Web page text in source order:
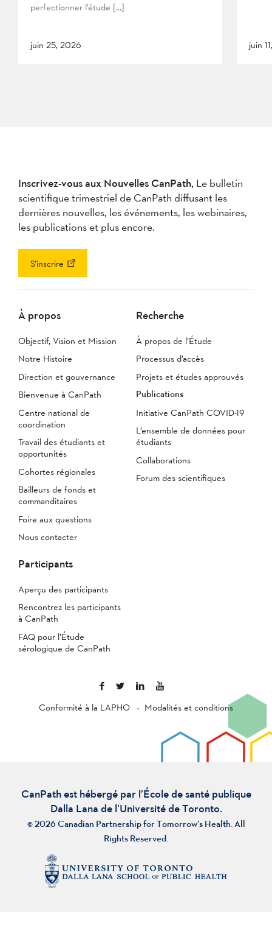
perfectionner l’étude […]
juin 25, 2026 juin
Inscrivez-vous aux Nouvelles CanPath, Le bulletin
scientifique trimestriel de CanPath diffusant les
dernières nouvelles, les événements, les webinaires,
les publications et plus encore.
S’inscrire
À propos
Objectif, Vision et Mission
Notre Histoire
Direction et gouvernance
Bienvenue à CanPath
Centre national de
coordination
Travail des étudiants et
opportunités
Cohortes régionales
Bailleurs de fonds et
commanditaires
Foire aux questions
Nous contacter
Recherche
À propos de l’Étude
Processus d’accès
Projets et études approuvés
Publications
Initiative CanPath COVID-19
L’ensemble de données pour
étudiants
Collaborations
Forum des scientifiques
Participants
Aperçu des participants
Rencontrez les participants
à CanPath
FAQ pour l’Étude
sérologique de CanPath
Conformité à la LAPHO Modalités et conditions
CanPath est hébergé par l’École de santé publique
Dalla Lana de l’Université de Toronto.
© 2026 Canadian Partnership for Tomorrow’s Health. All
Rights Reserved.